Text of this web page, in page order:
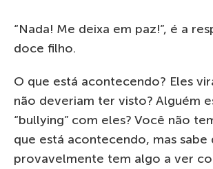
“Nada! Me deixa em paz!”, é a
doce filho.
O que está acontecendo? Eles
não deveriam ter visto? Alguém
“bullying” com eles? Você não
que está acontecendo, mas sabe
provavelmente tem algo a ver